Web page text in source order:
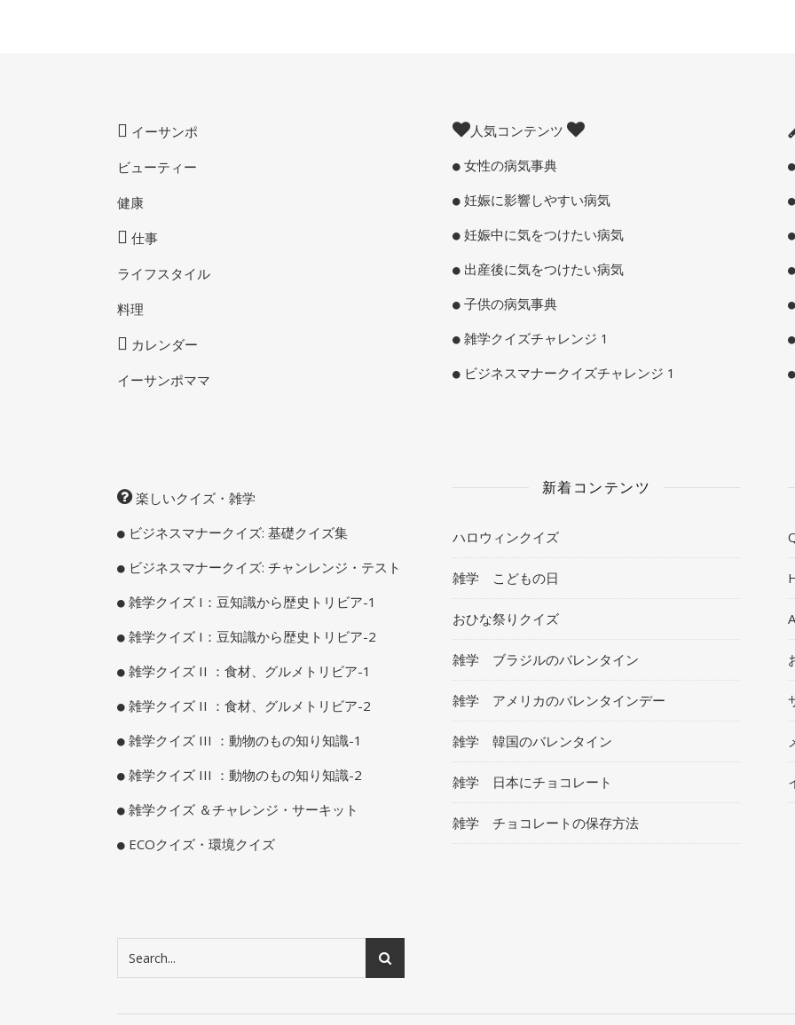
イーサンポ
ビューティー
健康
仕事
ライフスタイル
料理
カレンダー
イーサンポママ
人気コンテンツ
女性の病気事典
妊娠に影響しやすい病気
妊娠中に気をつけたい病気
出産後に気をつけたい病気
子供の病気事典
雑学クイズチャレンジ 1
ビジネスマナークイズチャレンジ 1
楽しいクイズ・雑学
ビジネスマナークイズ: 基礎クイズ集
ビジネスマナークイズ: チャンレンジ・テスト
雑学クイズ I：豆知識から歴史トリビア-1
雑学クイズ I：豆知識から歴史トリビア-2
雑学クイズ II ：食材、グルメトリビア-1
雑学クイズ II ：食材、グルメトリビア-2
雑学クイズ III ：動物のもの知り知識-1
雑学クイズ III ：動物のもの知り知識-2
雑学クイズ ＆チャレンジ・サーキット
ECOクイズ・環境クイズ
新着コンテンツ
ハロウィンクイズ
雑学 こどもの日
おひな祭りクイズ
雑学 ブラジルのバレンタイン
雑学 アメリカのバレンタインデー
雑学 韓国のバレンタイン
雑学 日本にチョコレート
雑学 チョコレートの保存方法